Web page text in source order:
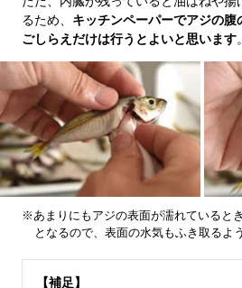
るため、 キッチンペーパーでアジの
ごしらえだけは行うとよいと思います。
※あまりにもアジの表面が濡れていると
となるので、表面の水気もふき取るよ
【補足】